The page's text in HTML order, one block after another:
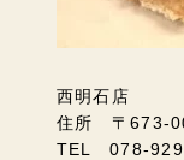
西明石店
住所 〒673-
TEL 078-